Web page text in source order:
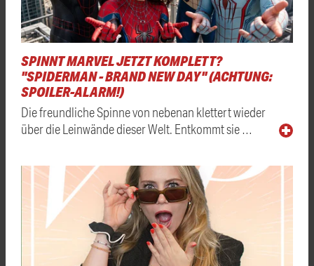
SPINNT MARVEL JETZT KOMPLETT?
"SPIDERMAN - BRAND NEW DAY" (ACHTUNG:
SPOILER-ALARM!)
Die freundliche Spinne von nebenan klettert wieder
über die Leinwände dieser Welt. Entkommt sie …